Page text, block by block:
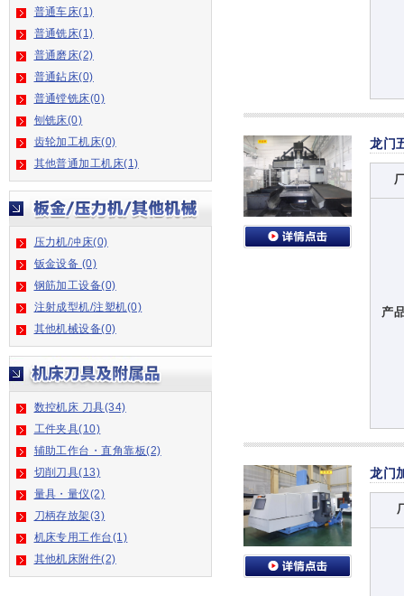
普通车床(1)
普通铣床(1)
普通磨床(2)
普通鉆床(0)
普通镗铣床(0)
刨铣床(0)
齿轮加工机床(0)
其他普通加工机床(1)
压力机/冲床(0)
钣金设备 (0)
钢筋加工设备(0)
注射成型机/注塑机(0)
其他机械设备(0)
数控机床 刀具(34)
工件夹具(10)
辅助工作台・直角靠板(2)
切削刀具(13)
量具・量仪(2)
刀柄存放架(3)
机床专用工作台(1)
其他机床附件(2)
龙门
产
龙门